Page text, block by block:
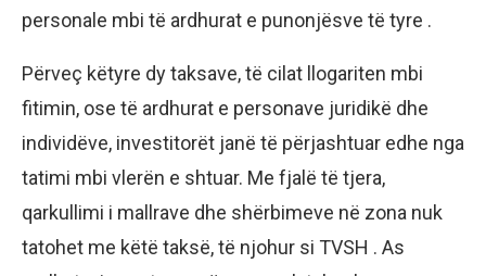
personale mbi të ardhurat e punonjësve të tyre .
Përveç këtyre dy taksave, të cilat llogariten mbi
fitimin, ose të ardhurat e personave juridikë dhe
individëve, investitorët janë të përjashtuar edhe nga
tatimi mbi vlerën e shtuar. Me fjalë të tjera,
qarkullimi i mallrave dhe shërbimeve në zona nuk
tatohet me këtë taksë, të njohur si TVSH . As